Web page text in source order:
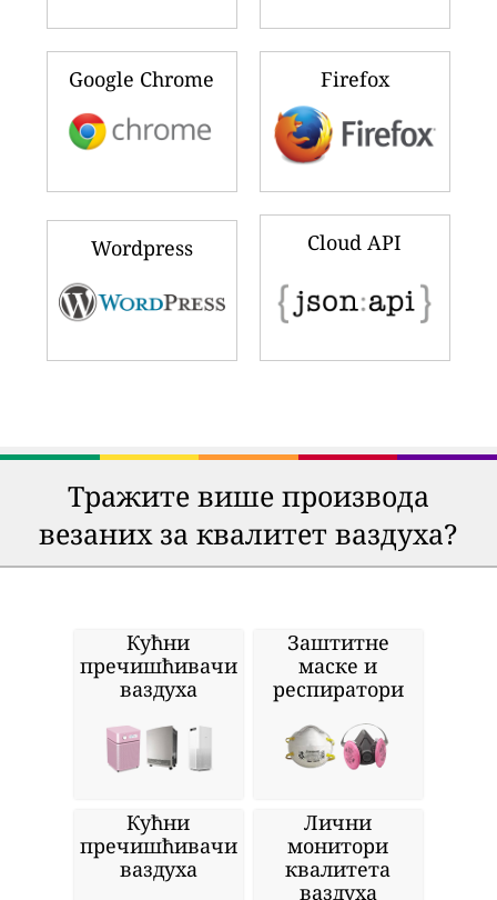
Google Chrome Firefox
Wordpress Cloud API
Тражите више производа
везаних за квалитет ваздуха?
Кућни
пречишћивачи
ваздуха
Заштитне
маске и
респиратори
Кућни
пречишћивачи
ваздуха
Лични
монитори
квалитета
ваздуха